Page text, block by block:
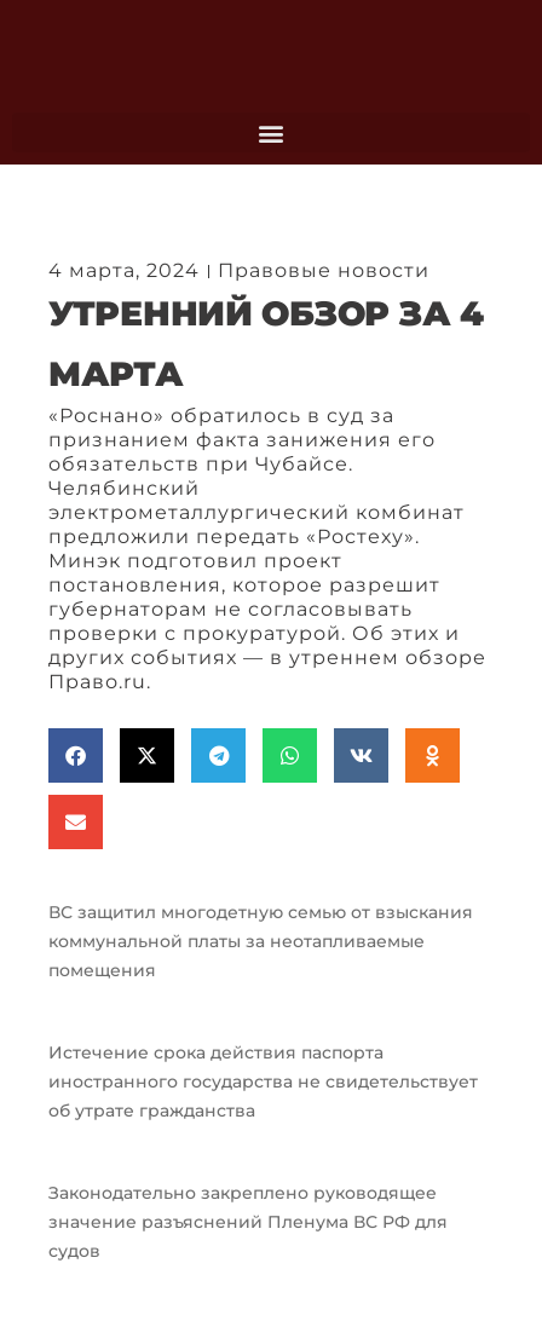
4 марта, 2024 Правовые новости
УТРЕННИЙ ОБЗОР ЗА 4
МАРТА
«Роснано» обратилось в суд за
признанием факта занижения его
обязательств при Чубайсе.
Челябинский
электрометаллургический комбинат
предложили передать «Ростеху».
Минэк подготовил проект
постановления, которое разрешит
губернаторам не согласовывать
проверки с прокуратурой. Об этих и
других событиях — в утреннем обзоре
Право.ru.
ВС защитил многодетную семью от взыскания
коммунальной платы за неотапливаемые
помещения
Истечение срока действия паспорта
иностранного государства не свидетельствует
об утрате гражданства
Законодательно закреплено руководящее
значение разъяснений Пленума ВС РФ для
судов